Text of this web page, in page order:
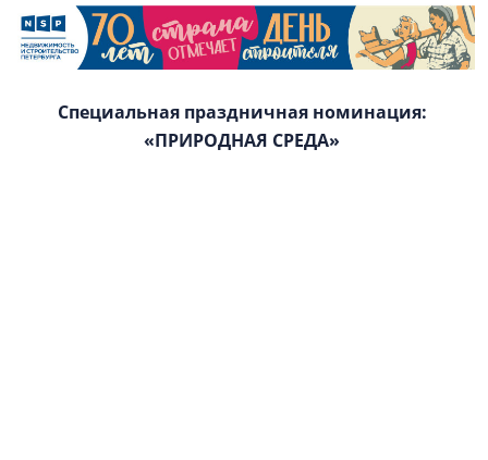
Специальная праздничная номинация:
«ПРИРОДНАЯ СРЕДА»